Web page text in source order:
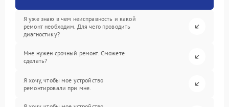
Я уже знаю в чем неисправность и какой
ремонт необходим. Для чего проводить
диагностику?
Мне нужен срочный ремонт. Сможете
сделать?
Я хочу, чтобы мое устройство
ремонтировали при мне.